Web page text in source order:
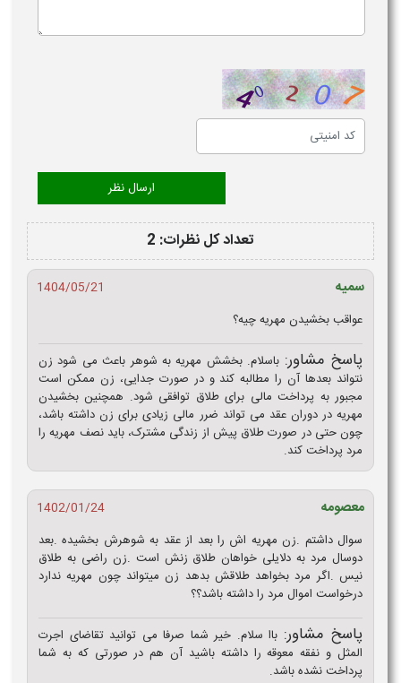
تعداد کل نظرات: 2
سمیه
1404/05/21
عواقب بخشیدن مهریه چیه؟
پاسخ مشاور: باسلام. بخشش مهریه به شوهر باعث می‌ شود زن
نتواند بعدها آن را مطالبه کند و در صورت جدایی، زن ممکن است
مجبور به پرداخت مالی برای طلاق توافقی شود. همچنین بخشیدن
مهریه در دوران عقد می‌ تواند ضرر مالی زیادی برای زن داشته باشد،
چون حتی در صورت طلاق پیش از زندگی مشترک، باید نصف مهریه را
مرد پرداخت کند.
معصومه
1402/01/24
سوال داشتم .زن مهریه اش را بعد از عقد به شوهرش بخشیده .بعد
دوسال مرد به دلایلی خواهان طلاق زنش است .زن راضی به طلاق
نیس .اگر مرد بخواهد طلاقش بدهد زن میتواند چون مهریه ندارد
درخواست اموال مرد را داشته باشد؟؟
پاسخ مشاور: باا سلام. خیر شما صرفا می توانید تقاضای اجرت
المثل و نفقه معوقه را داشته باشید آن هم در صورتی که به شما
پرداخت نشده باشد.